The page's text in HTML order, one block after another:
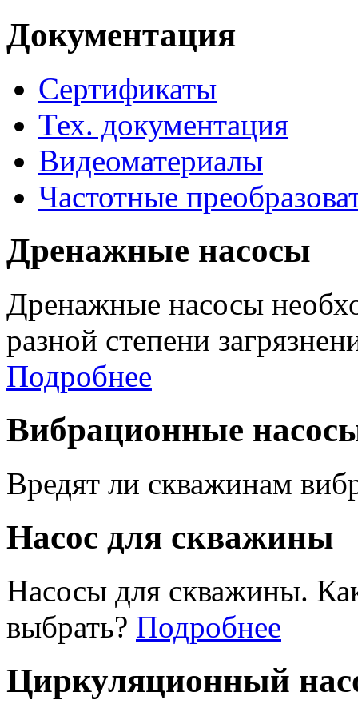
Документация
Сертификаты
Тех. документация
Видеоматериалы
Частотные
Дренажные насосы
Дренажные насосы
разной степени
Подробнее
Вибрационные
Вредят ли скважинам
Насос для скважины
Насосы для скважины.
выбрать? Подробнее
Циркуляционный